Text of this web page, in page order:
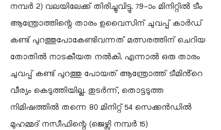
നമ്പർ 2) വലയിലേക്ക് തിരിച്ചുവിട്ടു. 79-ാം മിനിറ്റിൽ ടീം
ആന്ത്രോത്തിന്റെ താരം ഉവൈസിന് ചുവപ്പ് കാർഡ്
കണ്ട് പുറത്തുപോകേണ്ടിവന്നത് മത്സരത്തിന് ചെറിയ
തോതിൽ നാടകീയത നൽകി. എന്നാൽ ഒരു താരം
ചുവപ്പ് കണ്ട് പുറത്തു പോയത് ആന്ത്രോത്ത് ടീമിൻ്റെ
വീര്യം കെടുത്തിയില്ല. തുടർന്ന്, തൊട്ടടുത്ത
നിമിഷത്തിൽ തന്നെ 80 മിനിറ്റ് 54 സെക്കൻഡിൽ
മുഹമ്മദ് നസീഫിന്റെ (ജെഴ്സി നമ്പർ 15)